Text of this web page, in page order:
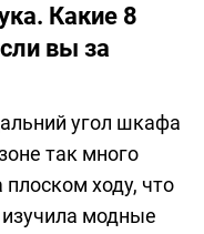
Какие 8
вы за
угол шкафа
так много
плоском ходу, что
изучила модные